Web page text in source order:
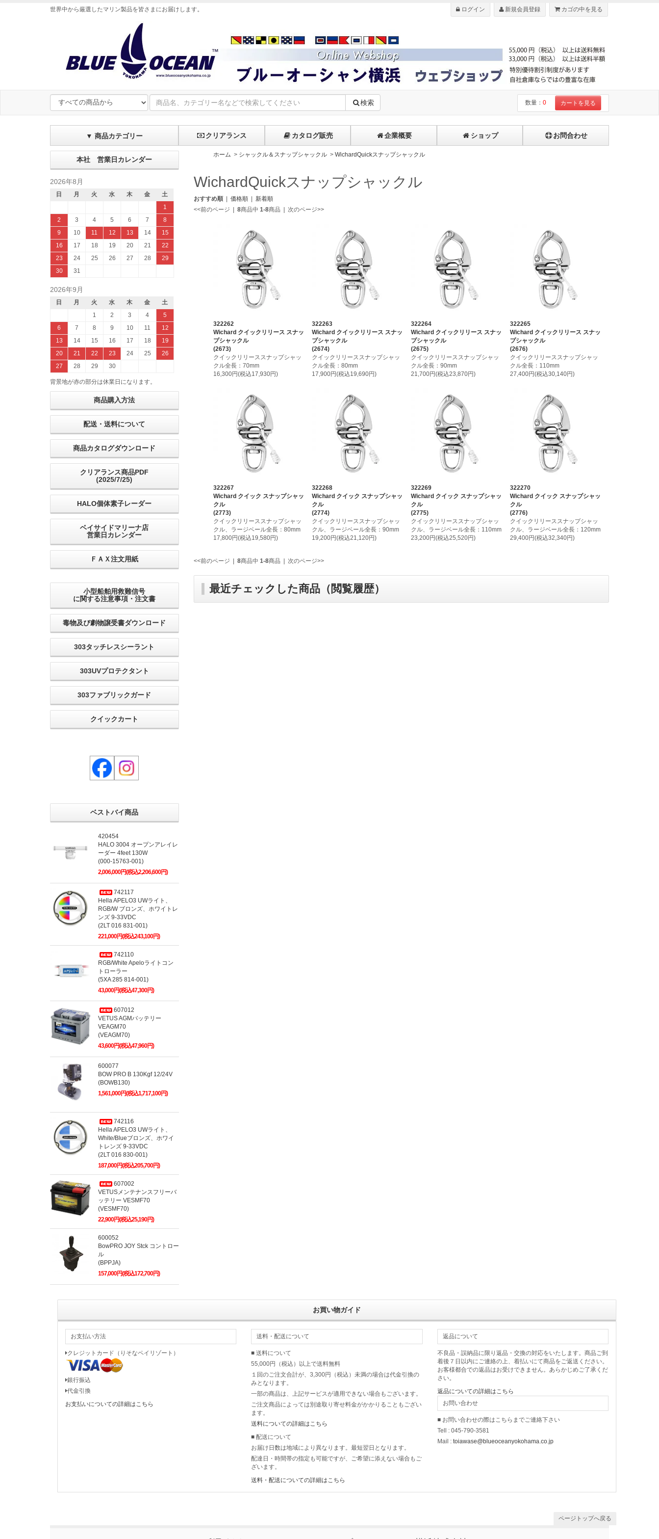
世界中から厳選したマリン製品を皆さまにお届けします。 ログイン 新規会員登録 カゴの中を見る
検索 数量： 0 カートを見る
▼ 商品カテゴリー クリアランス カタログ販売 企業概要 ショップ お問合わせ
ホーム > シャックル＆スナップシャックル > WichardQuickスナップシャックル
WichardQuickスナップシャックル
おすすめ順| 価格順| 新着順
<<前のページ
8商品中 1-8商品 次のページ>>
322262
Wichard クイックリリース スナッ
プシャックル
(2673)
クイックリリーススナップシャッ
クル全長：70mm
16,300円(税込17,930円)
322263
Wichard クイックリリース スナッ
プシャックル
(2674)
クイックリリーススナップシャッ
クル全長：80mm
17,900円(税込19,690円)
322264
Wichard クイックリリース スナッ
プシャックル
(2675)
クイックリリーススナップシャッ
クル全長：90mm
21,700円(税込23,870円)
322265
Wichard クイックリリース スナッ
プシャックル
(2676)
クイックリリーススナップシャッ
クル全長：110mm
27,400円(税込30,140円)
322267
Wichard クイック スナップシャッ
クル
(2773)
クイックリリーススナップシャッ
クル、ラージベール全長：80mm
17,800円(税込19,580円)
322268
Wichard クイック スナップシャッ
クル
(2774)
クイックリリーススナップシャッ
クル、ラージベール全長：90mm
19,200円(税込21,120円)
322269
Wichard クイック スナップシャッ
クル
(2775)
クイックリリーススナップシャッ
クル、ラージベール全長：110mm
23,200円(税込25,520円)
322270
Wichard クイック スナップシャッ
クル
(2776)
クイックリリーススナップシャッ
クル、ラージベール全長：120mm
29,400円(税込32,340円)
<<前のページ 8商品中 1-8商品 次のページ>>
最近チェックした商品（閲覧履歴）
本社 営業日カレンダー
2026年8月
日 月 火 水 木 金
土
1
2
3 4 5 6 7
8
9
10 11 12 13 14
15
16
17 18 19 20 21
22
23
24 25 26 27 28
29
30
31
2026年9月
日 月 火 水 木 金
土
1
2 3 4
5
6
7 8 9 10 11
12
13
14 15 16 17 18
19
20
21 22 23 24 25
26
27
28 29 30
背景地が赤の部分は休業日になります。
商品購入方法
配送・送料について
商品カタログダウンロード
クリアランス商品PDF
(2025/7/25)
HALO個体素子レーダー
ベイサイドマリーナ店
営業日カレンダー
ＦＡＸ注文用紙
小型船舶用救難信号
に関する注意事項・注文書
毒物及び劇物譲受書ダウンロード
303タッチレスシーラント
303UVプロテクタント
303ファブリックガード
クイックカート
ベストバイ商品
420454
HALO 3004 オープンアレイレ
ーダー 4feet 130W
(000-15763-001)
2,006,000円(税込2,206,600円)
742117
Hella APELO3 UWライト、
RGB/W ブロンズ、ホワイトレ
ンズ 9-33VDC
(2LT 016 831-001)
221,000円(税込243,100円)
742110
RGB/White Apeloライトコン
トローラー
(5XA 285 814-001)
43,000円(税込47,300円)
607012
VETUS AGMバッテリー
VEAGM70
(VEAGM70)
43,600円(税込47,960円)
600077
BOW PRO B 130Kgf 12/24V
(BOWB130)
1,561,000円(税込1,717,100円)
742116
Hella APELO3 UWライト、
White/Blueブロンズ、ホワイ
トレンズ 9-33VDC
(2LT 016 830-001)
187,000円(税込205,700円)
607002
VETUSメンテナンスフリーバ
ッテリー VESMF70
(VESMF70)
22,900円(税込25,190円)
600052
BowPRO JOY Stck コントロー
ル
(BPPJA)
157,000円(税込172,700円)
お買い物ガイド
お支払い方法
クレジットカード（りそなペイリゾート）
銀行振込
代金引換
お支払いについての詳細はこちら
送料・配送について
■ 送料について
55,000円（税込）以上で送料無料
１回のご注文合計が、3,300円（税込）未満の場合は代金引換の
みとなります。
一部の商品は、上記サービスが適用できない場合もございます。
ご注文商品によっては別途取り寄せ料金がかかりることもござい
ます。
送料についての詳細はこちら
■ 配送について
お届け日数は地域により異なります。最短翌日となります。
配達日・時間帯の指定も可能ですが、ご希望に添えない場合もご
ざいます。
送料・配送についての詳細はこちら
返品について
不良品・誤納品に限り返品・交換の対応をいたします。商品ご到
着後７日以内にご連絡の上、着払いにて商品をご返送ください。
お客様都合での返品はお受けできません。あらかじめご了承くだ
さい。
返品についての詳細はこちら
お問い合わせ
■ お問い合わせの際はこちらまでご連絡下さい
Tell : 045-790-3581
Mail : toiawase@blueoceanyokohama.co.jp
ページトップへ戻る